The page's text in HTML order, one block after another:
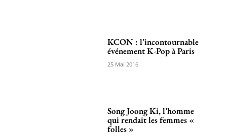
KCON : l’incontournable
événement K-Pop à Paris
25 Mai 2016
Song Joong Ki, l’homme
qui rendait les femmes «
folles »